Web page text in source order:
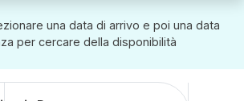
è intessuta del lavoro delle nostre
e del nostro amore! Il campeggio si trova
bisogno di cure e amore. Tra gli altri
di un'incantevole vista sulla città.
una data di arrivo e poi una data
per cercare della disponibilità